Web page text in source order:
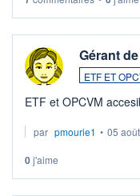
Gérant
ETF ET
ETF et
par pmourie1 • 05 août
0j'aime